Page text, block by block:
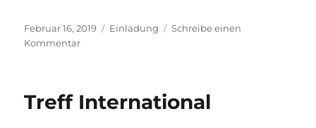
Veröffentlicht
am
Februar 16, 2019 Kategorien
Einladung
Schreibe einen
Kommentarzu
17.02.2019
Treff International